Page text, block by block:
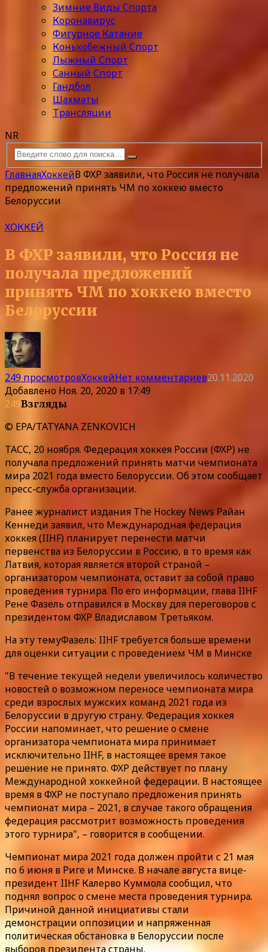
Зимние Виды Спорта
Коронавирус
Фигурное Катание
Конькобежный Спорт
Лыжный Спорт
Санный Спорт
Гандбол
Шахматы
Трансляции
NR
ГлавнаяХоккейВ ФХР заявили, что Россия не получала
предложений принять ЧМ по хоккею вместо
Белоруссии
ХОККЕЙ
В ФХР заявили, что Россия не
получала предложений
принять ЧМ по хоккею вместо
Белоруссии
249 просмотровХоккейНет комментариев20.11.2020
Добавлено Ноя. 20, 2020 в 17:49
249Взгляды
© EPA/TATYANA ZENKOVICH
ТАСС, 20 ноября. Федерация хоккея России (ФХР) не
получала предложений принять матчи чемпионата
мира 2021 года вместо Белоруссии. Об этом сообщает
пресс-служба организации.
Ранее журналист издания The Hockey News Райан
Кеннеди заявил, что Международная федерация
хоккея (IIHF) планирует перенести матчи
первенства из Белоруссии в Россию, в то время как
Латвия, которая является второй страной –
организатором чемпионата, оставит за собой право
проведения турнира. По его информации, глава IIHF
Рене Фазель отправился в Москву для переговоров с
президентом ФХР Владиславом Третьяком.
На эту темуФазель: IIHF требуется больше времени
для оценки ситуации с проведением ЧМ в Минске
"В течение текущей недели увеличилось количество
новостей о возможном переносе чемпионата мира
среди взрослых мужских команд 2021 года из
Белоруссии в другую страну. Федерация хоккея
России напоминает, что решение о смене
организатора чемпионата мира принимает
исключительно IIHF, в настоящее время такое
решение не принято. ФХР действует по плану
Международной хоккейной федерации. В настоящее
время в ФХР не поступало предложения принять
чемпионат мира – 2021, в случае такого обращения
федерация рассмотрит возможность проведения
этого турнира", – говорится в сообщении.
Чемпионат мира 2021 года должен пройти с 21 мая
по 6 июня в Риге и Минске. В начале августа вице-
президент IIHF Калерво Куммола сообщил, что
поднял вопрос о смене места проведения турнира.
Причиной данной инициативы стали
демонстрации оппозиции и напряженная
политическая обстановка в Белоруссии после
выборов президента страны.